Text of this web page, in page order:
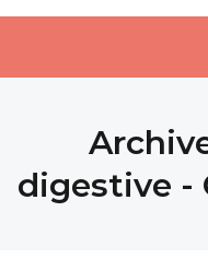
digestive -